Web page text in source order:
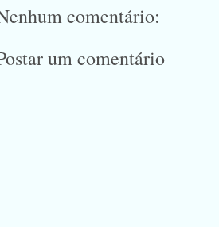
comentário:
um comentário